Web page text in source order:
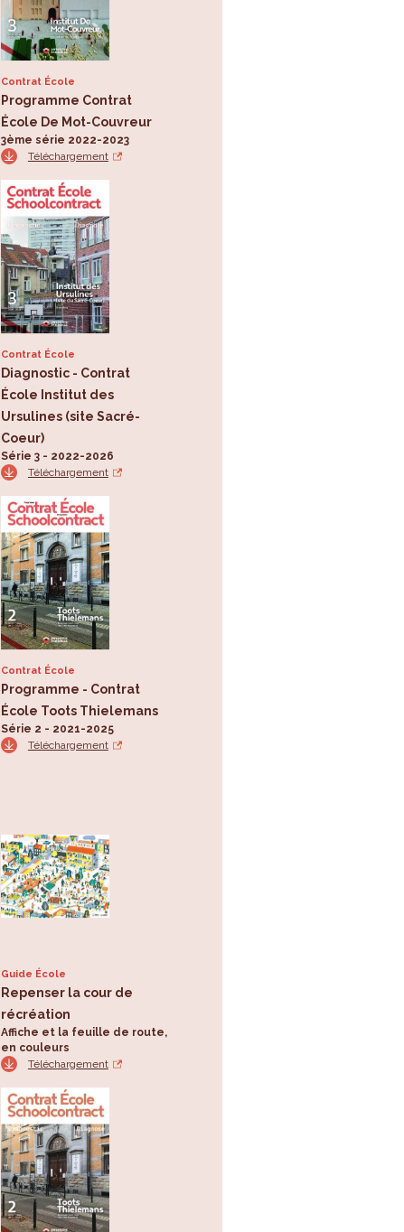
Contrat École
Programme Contrat
École De Mot-Couvreur
3ème série 2022-2023
Téléchargement
Contrat École
Diagnostic - Contrat
École Institut des
Ursulines (site Sacré-
Coeur)
Série 3 - 2022-2026
Téléchargement
Contrat École
Programme - Contrat
École Toots Thielemans
Série 2 - 2021-2025
Téléchargement
Guide École
Repenser la cour de
récréation
Affiche et la feuille de route,
en couleurs
Téléchargement